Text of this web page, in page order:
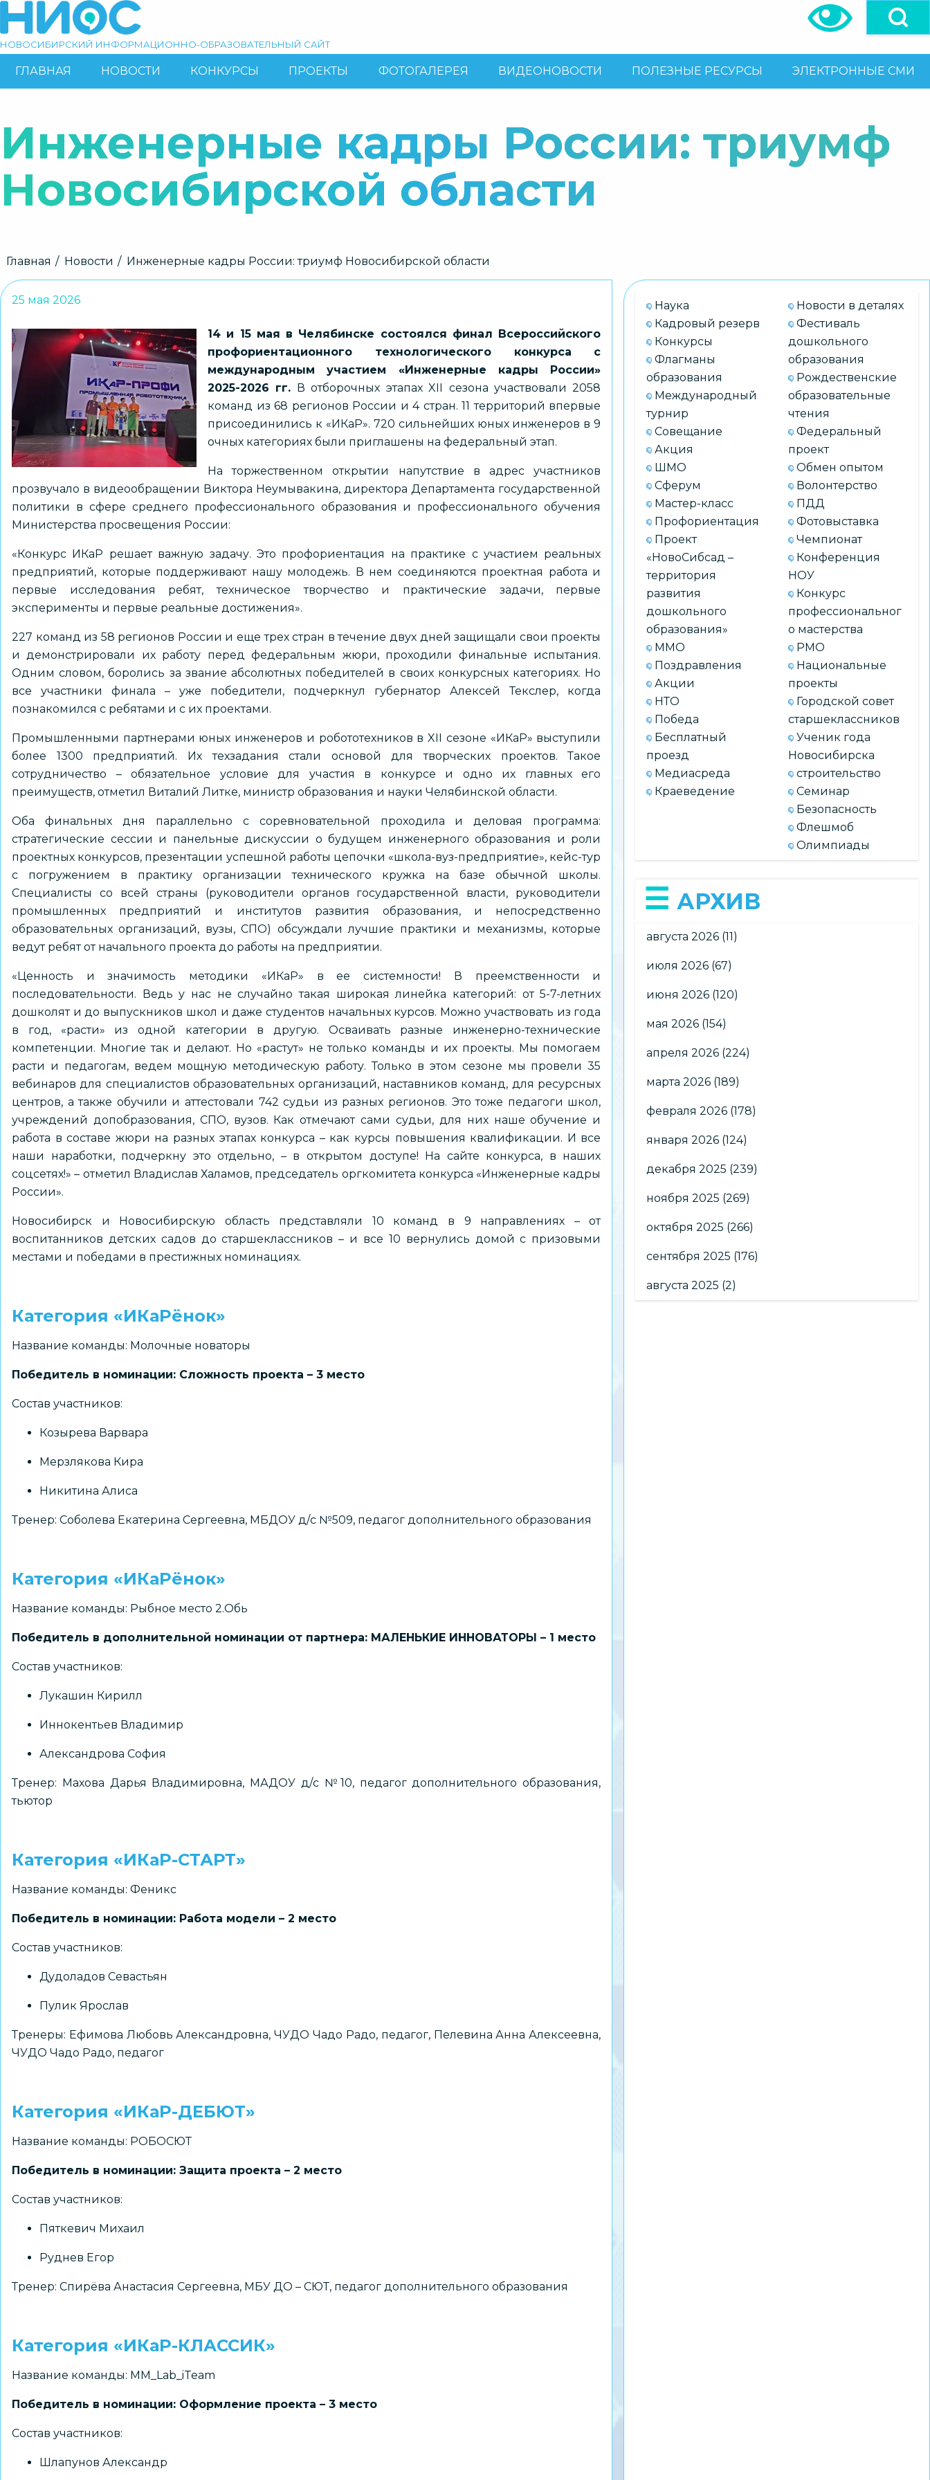
основному
Поиск
НОВОСИБИРСКИЙ ИНФОРМАЦИОННО-ОБРАЗОВАТЕЛЬНЫЙ САЙТ
ОСНОВНАЯ
ГЛАВНАЯ НОВОСТИ КОНКУРСЫ ПРОЕКТЫ ФОТОГАЛЕРЕЯ ВИДЕОНОВОСТИ ПОЛЕЗНЫЕ РЕСУРСЫ ЭЛЕКТРОННЫЕ СМИ
Инженерные кадры России: триумф
Новосибирской области
Строка
навигации
Главная Новости Инженерные кадры России: триумф Новосибирской области
25 мая 2026
14 и 15 мая в Челябинске состоялся финал Всероссийского
профориентационного технологического конкурса с
международным участием «Инженерные кадры России»
2025-2026 гг. В отборочных этапах XII сезона участвовали 2058
команд из 68 регионов России и 4 стран. 11 территорий впервые
присоединились к «ИКаР». 720 сильнейших юных инженеров в 9
очных категориях были приглашены на федеральный этап.
На торжественном открытии напутствие в адрес участников
прозвучало в видеообращении Виктора Неумывакина, директора Департамента государственной
политики в сфере среднего профессионального образования и профессионального обучения
Министерства просвещения России:
«Конкурс ИКаР решает важную задачу. Это профориентация на практике с участием реальных
предприятий, которые поддерживают нашу молодежь. В нем соединяются проектная работа и
первые исследования ребят, техническое творчество и практические задачи, первые
эксперименты и первые реальные достижения».
227 команд из 58 регионов России и еще трех стран в течение двух дней защищали свои проекты
и демонстрировали их работу перед федеральным жюри, проходили финальные испытания.
Одним словом, боролись за звание абсолютных победителей в своих конкурсных категориях. Но
все участники финала – уже победители, подчеркнул губернатор Алексей Текслер, когда
познакомился с ребятами и с их проектами.
Промышленными партнерами юных инженеров и робототехников в XII сезоне «ИКаР» выступили
более 1300 предприятий. Их техзадания стали основой для творческих проектов. Такое
сотрудничество – обязательное условие для участия в конкурсе и одно их главных его
преимуществ, отметил Виталий Литке, министр образования и науки Челябинской области.
Оба финальных дня параллельно с соревновательной проходила и деловая программа:
стратегические сессии и панельные дискуссии о будущем инженерного образования и роли
проектных конкурсов, презентации успешной работы цепочки «школа-вуз-предприятие», кейс-тур
с погружением в практику организации технического кружка на базе обычной школы.
Специалисты со всей страны (руководители органов государственной власти, руководители
промышленных предприятий и институтов развития образования, и непосредственно
образовательных организаций, вузы, СПО) обсуждали лучшие практики и механизмы, которые
ведут ребят от начального проекта до работы на предприятии.
«Ценность и значимость методики «ИКаР» в ее системности! В преемственности и
последовательности. Ведь у нас не случайно такая широкая линейка категорий: от 5-7-летних
дошколят и до выпускников школ и даже студентов начальных курсов. Можно участвовать из года
в год, «расти» из одной категории в другую. Осваивать разные инженерно-технические
компетенции. Многие так и делают. Но «растут» не только команды и их проекты. Мы помогаем
расти и педагогам, ведем мощную методическую работу. Только в этом сезоне мы провели 35
вебинаров для специалистов образовательных организаций, наставников команд, для ресурсных
центров, а также обучили и аттестовали 742 судьи из разных регионов. Это тоже педагоги школ,
учреждений допобразования, СПО, вузов. Как отмечают сами судьи, для них наше обучение и
работа в составе жюри на разных этапах конкурса – как курсы повышения квалификации. И все
наши наработки, подчеркну это отдельно, – в открытом доступе! На сайте конкурса, в наших
соцсетях!» – отметил Владислав Халамов, председатель оргкомитета конкурса «Инженерные кадры
России».
Новосибирск и Новосибирскую область представляли 10 команд в 9 направлениях – от
воспитанников детских садов до старшеклассников – и все 10 вернулись домой с призовыми
местами и победами в престижных номинациях.
Категория «ИКаРёнок»
Название команды: Молочные новаторы
Победитель в номинации: Сложность проекта – 3 место
Состав участников:
Козырева Варвара
Мерзлякова Кира
Никитина Алиса
Тренер: Соболева Екатерина Сергеевна, МБДОУ д/с №509, педагог дополнительного образования
Категория «ИКаРёнок»
Название команды: Рыбное место 2.Обь
Победитель в дополнительной номинации от партнера: МАЛЕНЬКИЕ ИННОВАТОРЫ – 1 место
Состав участников:
Лукашин Кирилл
Иннокентьев Владимир
Александрова София
Тренер: Махова Дарья Владимировна, МАДОУ д/с №10, педагог дополнительного образования,
тьютор
Категория «ИКаР-СТАРТ»
Название команды: Феникс
Победитель в номинации: Работа модели – 2 место
Состав участников:
Дудоладов Севастьян
Пулик Ярослав
Тренеры: Ефимова Любовь Александровна, ЧУДО Чадо Радо, педагог, Пелевина Анна Алексеевна,
ЧУДО Чадо Радо, педагог
Категория «ИКаР-ДЕБЮТ»
Название команды: РОБОСЮТ
Победитель в номинации: Защита проекта – 2 место
Состав участников:
Пяткевич Михаил
Руднев Егор
Тренер: Спирёва Анастасия Сергеевна, МБУ ДО – СЮТ, педагог дополнительного образования
Категория «ИКаР-КЛАССИК»
Название команды: MM_Lab_iTeam
Победитель в номинации: Оформление проекта – 3 место
Состав участников:
Шлапунов Александр
Наука
Кадровый резерв
Конкурсы
Флагманы
образования
Международный
турнир
Совещание
Акция
ШМО
Сферум
Мастер-класс
Профориентация
Проект
«НовоСибсад –
территория
развития
дошкольного
образования»
ММО
Поздравления
Акции
НТО
Победа
Бесплатный
проезд
Медиасреда
Краеведение
Новости в деталях
Фестиваль
дошкольного
образования
Рождественские
образовательные
чтения
Федеральный
проект
Обмен опытом
Волонтерство
ПДД
Фотовыставка
Чемпионат
Конференция
НОУ
Конкурс
профессиональног
о мастерства
РМО
Национальные
проекты
Городской совет
старшеклассников
Ученик года
Новосибирска
строительство
Семинар
Безопасность
Флешмоб
Олимпиады
АРХИВ
августа 2026 (11)
июля 2026 (67)
июня 2026 (120)
мая 2026 (154)
апреля 2026 (224)
марта 2026 (189)
февраля 2026 (178)
января 2026 (124)
декабря 2025 (239)
ноября 2025 (269)
октября 2025 (266)
сентября 2025 (176)
августа 2025 (2)